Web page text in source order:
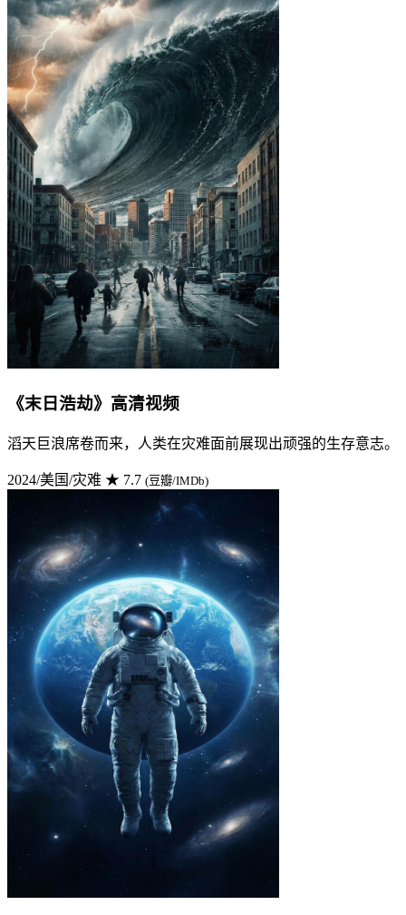
《末日浩劫》高清视频
滔天巨浪席卷而来，人类在灾难面前展现出顽强的生存意志。
2024/美国/灾难 ★ 7.7 (豆瓣/IMDb)